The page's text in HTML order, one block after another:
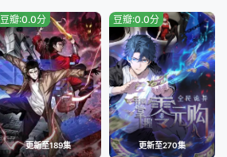
更新至189集
豆瓣:0.0分
更新至270集
豆瓣:0.0分